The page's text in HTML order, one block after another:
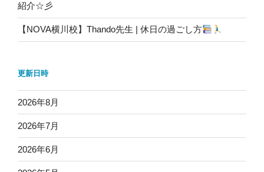
紹介☆彡
【NOVA横川校】Thando先生 | 休日の過ごし方
更新日時
2026年8月
2026年7月
2026年6月